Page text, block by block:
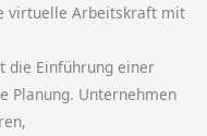
virtuelle Arbeitskraft mit
die Einführung einer
Planung. Unternehmen